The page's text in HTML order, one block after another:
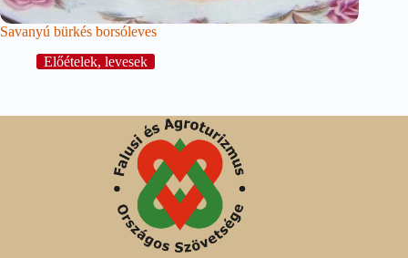
Savanyú bürkés borsóleves
Előételek, levesek